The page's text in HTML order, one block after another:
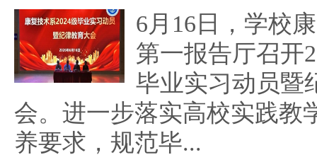
6月16日，学校
第一报告厅召开
毕业实习动员暨
会。进一步落实高校实践教
养要求，规范毕...